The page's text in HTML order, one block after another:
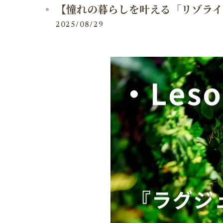
【憧れの暮らしを叶える「リゾラ
2025/08/29